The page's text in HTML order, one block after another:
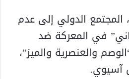
الدولي إلى عدم
في المعركة ضد
والعنصرية والميز”،
آسيوي.